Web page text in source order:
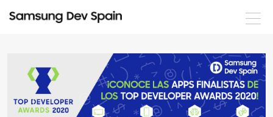
Formación
Eventos